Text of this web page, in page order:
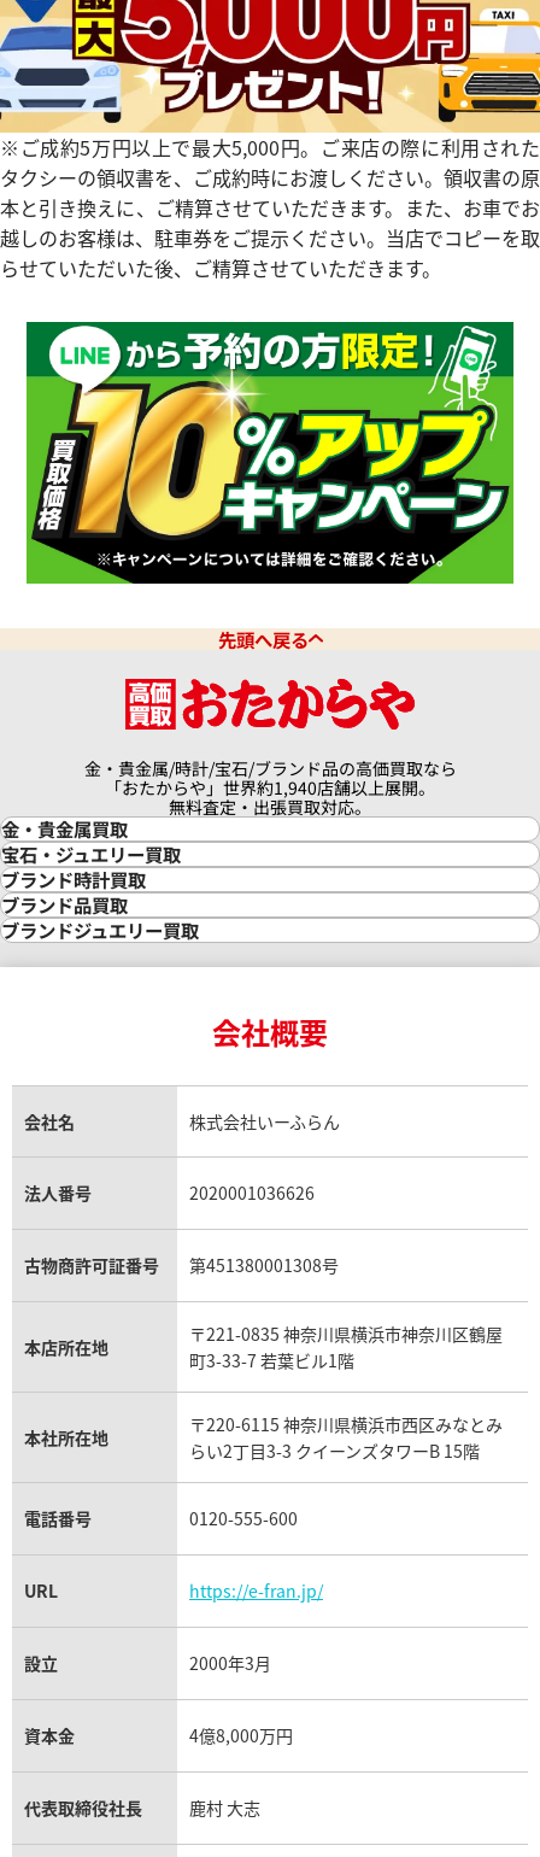
※ご成約5万円以上で最大5,000円。ご来店の際に利用された
タクシーの領収書を、ご成約時にお渡しください。領収書の原
本と引き換えに、ご精算させていただきます。また、お車でお
越しのお客様は、駐車券をご提示ください。当店でコピーを取
らせていただいた後、ご精算させていただきます。
先頭へ戻る
金・貴金属/時計/宝石/ブランド品の高価買取なら
「おたからや」世界約1,940店舗以上展開。
無料査定・出張買取対応。
金・貴金属買取
金買取
金の相場価格情報
金の参考買取価格一覧
インゴット買取
インゴットの相場価格情報
24金買取
金貨買取
貴金属買取
銀・シルバー買取
パラジウム買取
宝石・ジュエリー買取
宝石・ジュエリー買取
ダイヤモンド買取
ダイヤモンド・宝石の参考価格一覧
リング・結婚指輪買取
エメラルド買取
トパーズ買取
タンザナイト買取
パライバトルマリン買取
キャッツアイ買取
ガーネット買取
アクアマリン買取
ブランド時計買取
時計買取
ロレックス買取
ロレックス デイトナ買取
ロレックス サブマリーナー買取
ロレックス エクスプローラー買取
ロレックス デイトジャスト買取
パテック フィリップ買取
パテック フィリップノーチラス買取
ヴァシュロン・コンスタンタン買取
オメガ買取
カルティエ買取
フランク ミュラー買取
リシャール・ミル買取
パネライ買取
チューダー（チュードル）買取
ブランド品買取
ブランド買取
ルイ・ヴィトン買取
ルイ・ヴィトン買取の参考価格一覧
シャネル マトラッセ買取
セリーヌ買取
プラダ買取
ブランドジュエリー買取
ヴァンクリーフ＆アーペル買取
ショーメ買取
ダミアーニ買取
モーブッサン買取
会社概要
会社名 株式会社いーふらん
法人番号 2020001036626
古物商許可証番号 第451380001308号
本店所在地
〒221-0835 神奈川県横浜市神奈川区鶴屋
町3-33-7 若葉ビル1階
本社所在地
〒220-6115 神奈川県横浜市西区みなとみ
らい2丁目3-3 クイーンズタワーB 15階
電話番号 0120-555-600
URL https://e-fran.jp/
設立 2000年3月
資本金 4億8,000万円
代表取締役社長 鹿村 大志